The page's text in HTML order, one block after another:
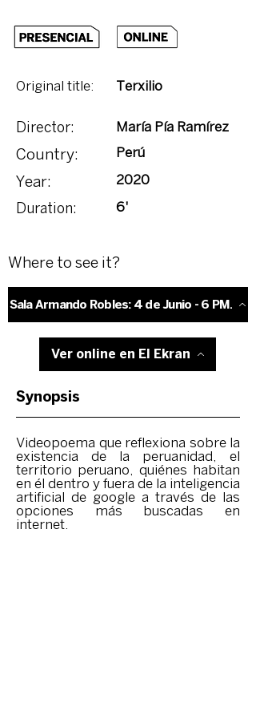
Original title: Terxilio
Director: María Pía Ramírez
Country: Perú
Year: 2020
Duration: 6'
Where to see it?
Sala Armando Robles: 4 de Junio - 6 PM.
Ver online en El Ekran
Synopsis
Videopoema que reflexiona sobre la
existencia de la peruanidad, el
territorio peruano, quiénes habitan
en él dentro y fuera de la inteligencia
artificial de google a través de las
opciones más buscadas en
internet.